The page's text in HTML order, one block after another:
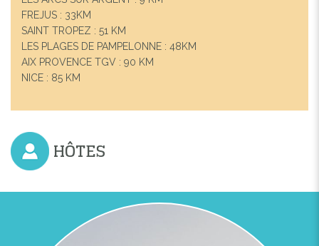
FREJUS : 33KM
SAINT TROPEZ : 51 KM
LES PLAGES DE PAMPELONNE : 48KM
AIX PROVENCE TGV : 90 KM
NICE : 85 KM
HÔTES